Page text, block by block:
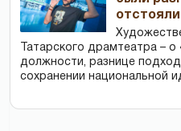
Татарского драмтеатра –
должности, разнице
сохранении национальной